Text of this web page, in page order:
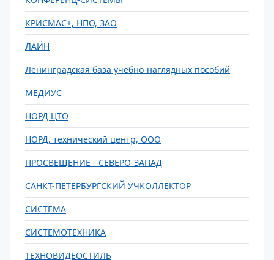
КРИСМАС+, НПО, ЗАО
ЛАЙН
Ленинградская база учебно-наглядных пособий
МЕДИУС
НОРД ЦТО
НОРД, технический центр, ООО
ПРОСВЕЩЕНИЕ - СЕВЕРО-ЗАПАД
САНКТ-ПЕТЕРБУРГСКИЙ УЧКОЛЛЕКТОР
СИСТЕМА
СИСТЕМОТЕХНИКА
ТЕХНОВИДЕОСТИЛЬ